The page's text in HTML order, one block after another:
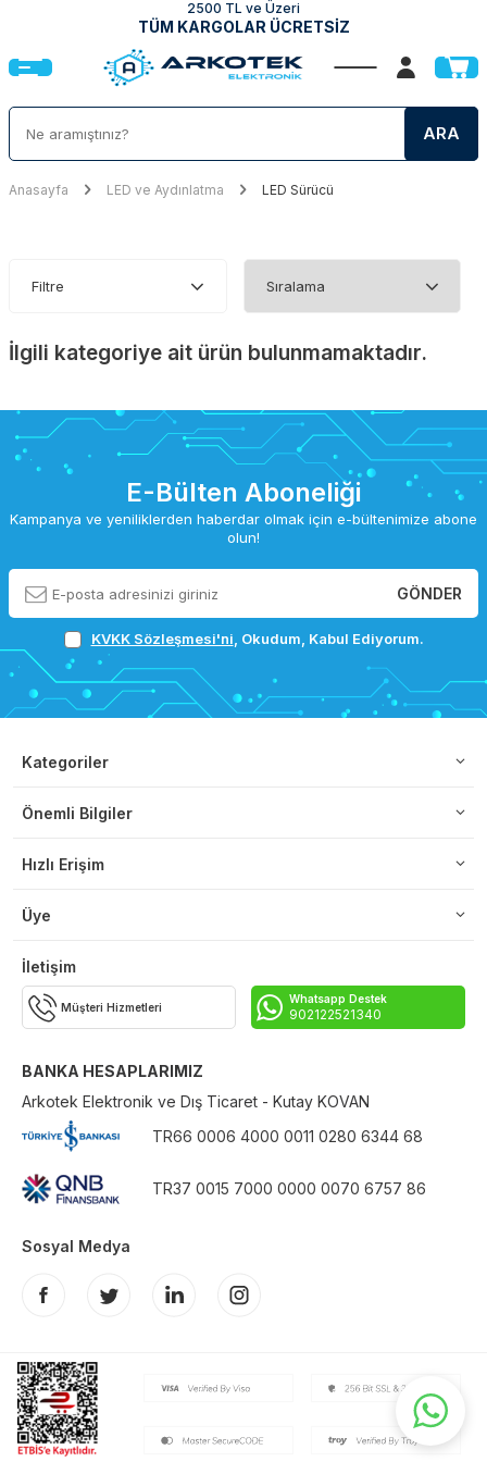
2500 TL ve Üzeri
TÜM KARGOLAR ÜCRETSİZ
ARA
Anasayfa LED ve Aydınlatma LED Sürücü
Filtre
İlgili kategoriye ait ürün bulunmamaktadır.
E-Bülten Aboneliği
Kampanya ve yeniliklerden haberdar olmak için e-bültenimize abone
olun!
GÖNDER
KVKK Sözleşmesi'ni , Okudum, Kabul Ediyorum.
Kategoriler
Önemli Bilgiler
Hızlı Erişim
Üye
İletişim
Müşteri Hizmetleri
Whatsapp Destek
902122521340
BANKA HESAPLARIMIZ
Arkotek Elektronik ve Dış Ticaret - Kutay KOVAN
TR66 0006 4000 0011 0280 6344 68
TR37 0015 7000 0000 0070 6757 86
Sosyal Medya